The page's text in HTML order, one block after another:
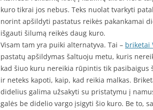
kuro tikrai jos nebus. Teks nuolat tvarkyti
norint apšildyti pastatus reikės pakankamai
išgauti šilumą reikės daug kuro.
Visam tam yra puiki alternatyva. Tai – briketai
pastatų apšildymas šaltuoju metu, kuris
kad šiuo kuru nereikia rūpintis tik pasibaigus
ir neteks kapoti, kaip, kad reikia malkas.
didelius galima užsakyti su pristatymu į
galės be didelio vargo įsigyti šio kuro. Be to,